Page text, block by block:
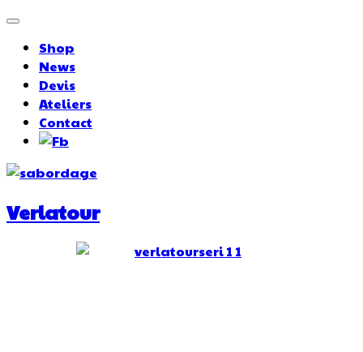
Shop
News
Devis
Ateliers
Contact
Verlatour